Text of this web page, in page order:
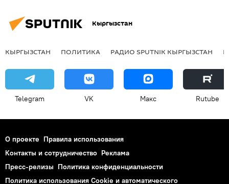
Кыргызстан
КЫРГЫЗСТАН ПОЛИТИКА РАДИО SPUTNIK КЫРГЫЗСТАН
Telegram VK Макс Rutube
О проекте Правила использования
Контакты и сотрудничество Реклама
Пресс-релизы Политика конфиденциальности
Политика использования Cookie и автоматического